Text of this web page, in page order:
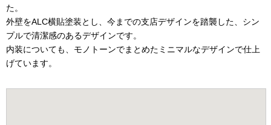
た。
外壁をALC横貼塗装とし、今までの支店デザインを踏襲した、シン
プルで清潔感のあるデザインです。
内装についても、モノトーンでまとめたミニマルなデザインで仕上
げています。